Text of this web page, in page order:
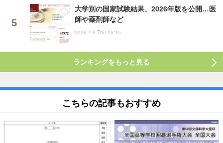
大学別の国家試験結果、2026年版を公開…医
師や薬剤師など
2026.4.9 Thu 16:15
ランキングをもっと見る
こちらの記事もおすすめ